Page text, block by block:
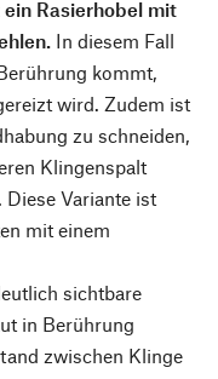
Rasierhobel mit
In diesem Fall
kommt,
wird. Zudem ist
zu schneiden,
Klingenspalt
Variante ist
mit einem
sichtbare
in Berührung
zwischen Klinge